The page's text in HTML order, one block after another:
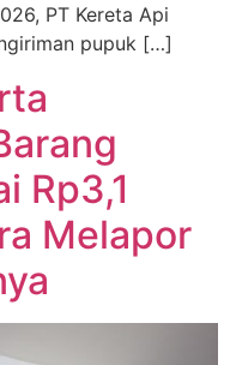
PT Kereta Api
pupuk […]
Rp3,1
Melapor